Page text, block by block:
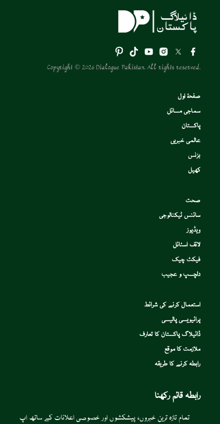
Copyright © 2026 Dialogue Pakistan. All rights reserved.
صفحۂ اول
سماجی مسائل
پاکستان
عالمی خبریں
بزنس
کھیل
صحت
سائنس ٹیکنالوجی
ویڈیوز
لائف اسٹائل
فیکٹ چیک
دلچسپ و عجیب
استعمال کرنے کی شرائط
پرائیویسی پالیسی
ڈائیلاگ پاکستان کا تعارف
ملازمت کا موقع
رابطہ کرنے کا طریقہ
رابطہ قائم رکھنا
تمام تازہ ترین خبروں، پیشکشوں اور خصوصی اعلانات کے ساتھ اپ